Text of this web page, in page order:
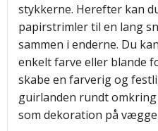
stykkerne. Herefter kan
papirstrimler til en lang
sammen i enderne. Du
enkelt farve eller blande
skabe en farverig og
guirlanden rundt
som dekoration på